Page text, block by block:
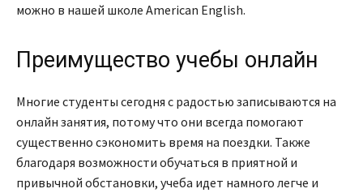
можно в нашей школе American English.
Преимущество учебы онлайн
Многие студенты сегодня с радостью записываются на
онлайн занятия, потому что они всегда помогают
существенно сэкономить время на поездки. Также
благодаря возможности обучаться в приятной и
привычной обстановки, учеба идет намного легче и